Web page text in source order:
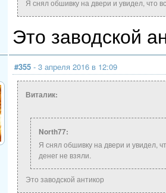
Я снял обшивку на двери и увидел, что
Это заводской
#355 - 3 апреля 2016 в 12:09
Виталик:
North77:
Я снял обшивку на двери и увидел,
денег не взяли.
Это заводской антикор